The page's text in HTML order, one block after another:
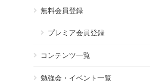
無料会員登録
プレミア会員登録
コンテンツ一覧
勉強会・イベント一覧